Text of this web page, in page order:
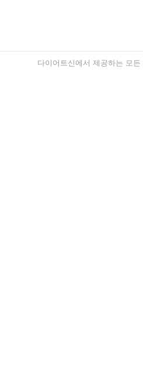
다이어트신에서 제공하는 모